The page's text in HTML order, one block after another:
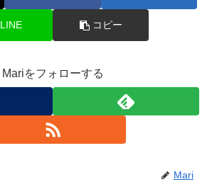
LINE コピー
Mariをフォローする
Mari